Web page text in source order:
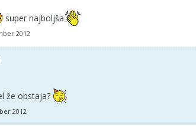
super najboljša
2012
že obstaja?
2012